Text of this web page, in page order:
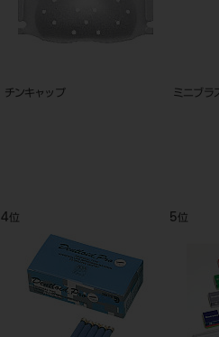
チンキャップ ミニブ
4位 5位